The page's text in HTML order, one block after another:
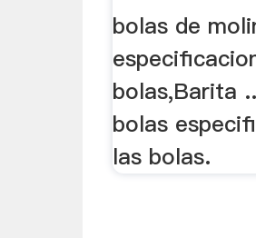
bolas de
bolas,Barita
bolas
las bolas.